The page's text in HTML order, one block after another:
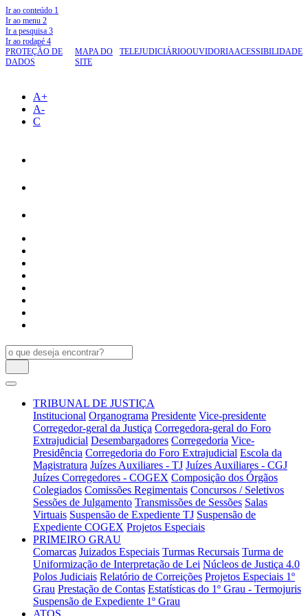
Ir ao conteúdo 1
Ir ao menu 2
Ir a pesquisa 3
Ir ao rodapé 4
PROTEÇÃO DE
DADOS
MAPA DO
SITE
TELEJUDICIÁRIOOUVIDORIAACESSIBILIDADE
A+
A-
C
TRIBUNAL DE JUSTIÇA
Institucional Organograma Presidente Vice-presidente
Corregedor-geral da Justiça Corregedora-geral do Foro
Extrajudicial Desembargadores Corregedoria Vice-
Presidência Corregedoria do Foro Extrajudicial Escola da
Magistratura Juízes Auxiliares - TJ Juízes Auxiliares - CGJ
Juízes Corregedores - COGEX Composição dos Órgãos
Colegiados Comissões Regimentais Concursos / Seletivos
Sessões de Julgamento Transmissões de Sessões Salas
Virtuais Suspensão de Expediente TJ Suspensão de
Expediente COGEX Projetos Especiais
PRIMEIRO GRAU
Comarcas Juizados Especiais Turmas Recursais Turma de
Uniformização de Interpretação de Lei Núcleos de Justiça 4.0
Polos Judiciais Relatório de Correições Projetos Especiais 1º
Grau Prestação de Contas Estatísticas do 1º Grau - Termojuris
Suspensão de Expediente 1º Grau
ATOS